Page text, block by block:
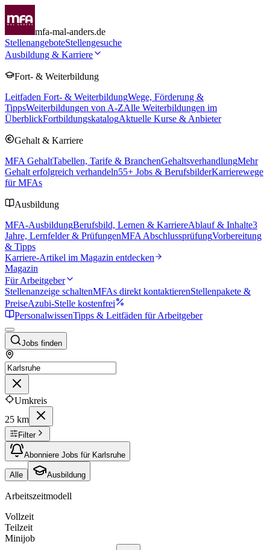
mfa-mal-anders.de
StellenangeboteStellengesuche
Ausbildung & Karriere
Fort- & Weiterbildung
Leitfaden Fort- & WeiterbildungWege, Förderung &
TippsWeiterbildungen von A-ZAlle Weiterbildungen im
ÜberblickFortbildungskatalogAktuelle Kurse & Anbieter
Gehalt & Karriere
MFA GehaltTabellen, Tarife & BranchenGehaltsverhandlungMehr
Gehalt erfolgreich verhandeln55+ Jobs & BerufsbilderKarrierewege
für MFAs
Ausbildung
MFA-AusbildungBerufsbild, Lernen & KarriereAblauf & Inhalte3
Jahre, Lernfelder & PrüfungenMFA AbschlussprüfungVorbereitung
& Tipps
Karriere-Artikel im Magazin entdecken
Magazin
Für Arbeitgeber
Stellenanzeige schaltenMFAs direkt kontaktierenStellenpakete &
PreiseAzubi-Stelle kostenfrei
PersonalwissenTipps & Leitfäden für Arbeitgeber
Jobs finden
Umkreis
25 km
Filter
Abonniere Jobs für Karlsruhe
Alle Ausbildung
Arbeitszeitmodell
Vollzeit
Teilzeit
Minijob